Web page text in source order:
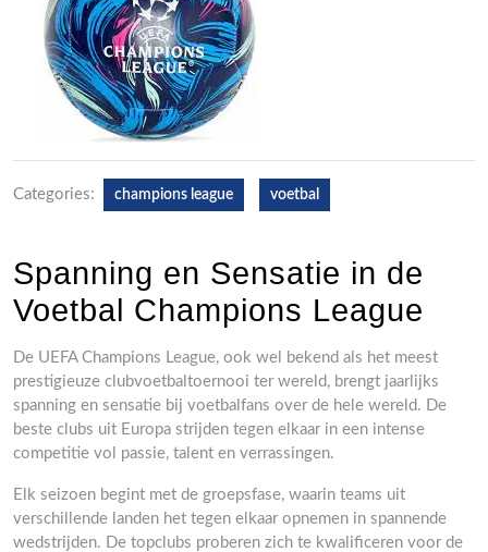
Categories: champions league voetbal
Spanning en Sensatie in de
Voetbal Champions League
De UEFA Champions League, ook wel bekend als het meest
prestigieuze clubvoetbaltoernooi ter wereld, brengt jaarlijks
spanning en sensatie bij voetbalfans over de hele wereld. De
beste clubs uit Europa strijden tegen elkaar in een intense
competitie vol passie, talent en verrassingen.
Elk seizoen begint met de groepsfase, waarin teams uit
verschillende landen het tegen elkaar opnemen in spannende
wedstrijden. De topclubs proberen zich te kwalificeren voor de